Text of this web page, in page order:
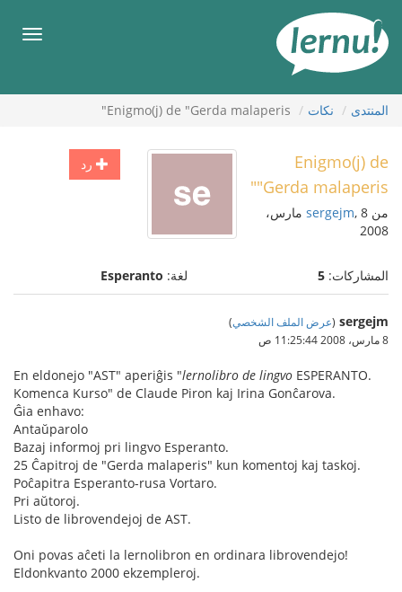
المحتويات
قائمة
المنتدى نكات Enigmo(j) de "Gerda malaperis"
رد
Enigmo(j) de
"Gerda malaperis"
من sergejm , 8 مارس،
2008
المشاركات: 5 لغة: Esperanto
sergejm
(عرض الملف الشخصي)
8 مارس، 2008 11:25:44 ص
En eldonejo "AST" aperiĝis "lernolibro de lingvo ESPERANTO.
Komenca Kurso" de Claude Piron kaj Irina Gonĉarova.
Ĝia enhavo:
Antaŭparolo
Bazaj informoj pri lingvo Esperanto.
25 Ĉapitroj de "Gerda malaperis" kun komentoj kaj taskoj.
Poĉapitra Esperanto-rusa Vortaro.
Pri aŭtoroj.
Listo de librovendejoj de AST.
Oni povas aĉeti la lernolibron en ordinara librovendejo!
Eldonkvanto 2000 ekzempleroj.